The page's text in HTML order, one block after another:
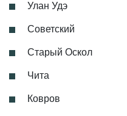
Улан Удэ
Советский
Старый Оскол
Чита
Ковров